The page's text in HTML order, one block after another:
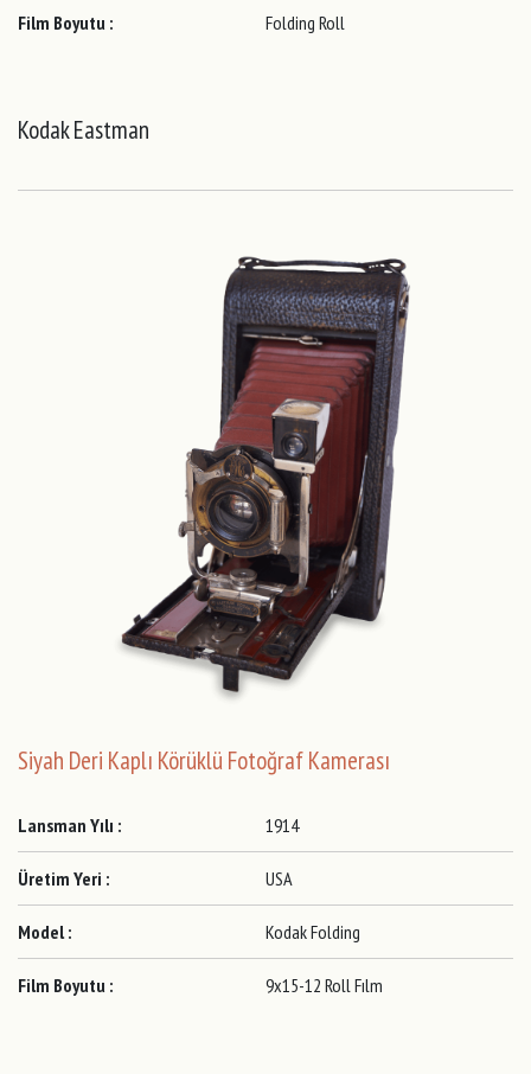
Film Boyutu : Folding Roll
Kodak Eastman
Siyah Deri Kaplı Körüklü Fotoğraf Kamerası
Lansman Yılı : 1914
Üretim Yeri : USA
Model : Kodak Folding
Film Boyutu : 9x15-12 Roll Fılm